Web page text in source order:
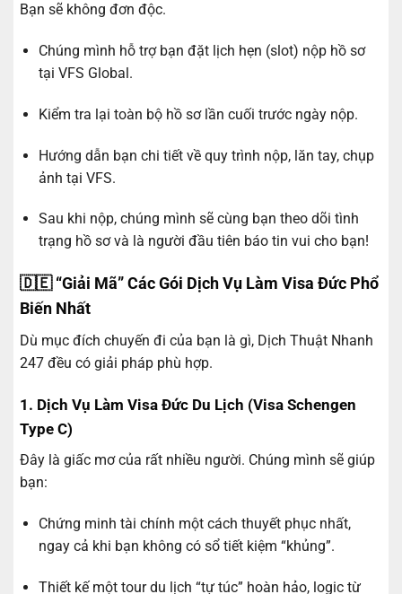
Bạn sẽ không đơn độc.
Chúng mình hỗ trợ bạn đặt lịch hẹn (slot) nộp hồ sơ
tại VFS Global.
Kiểm tra lại toàn bộ hồ sơ lần cuối trước ngày nộp.
Hướng dẫn bạn chi tiết về quy trình nộp, lăn tay, chụp
ảnh tại VFS.
Sau khi nộp, chúng mình sẽ cùng bạn theo dõi tình
trạng hồ sơ và là người đầu tiên báo tin vui cho bạn!
🇩🇪 “Giải Mã” Các Gói Dịch Vụ Làm Visa Đức Phổ
Biến Nhất
Dù mục đích chuyến đi của bạn là gì, Dịch Thuật Nhanh
247 đều có giải pháp phù hợp.
1. Dịch Vụ Làm Visa Đức Du Lịch (Visa Schengen
Type C)
Đây là giấc mơ của rất nhiều người. Chúng mình sẽ giúp
bạn:
Chứng minh tài chính một cách thuyết phục nhất,
ngay cả khi bạn không có sổ tiết kiệm “khủng”.
Thiết kế một tour du lịch “tự túc” hoàn hảo, logic từ